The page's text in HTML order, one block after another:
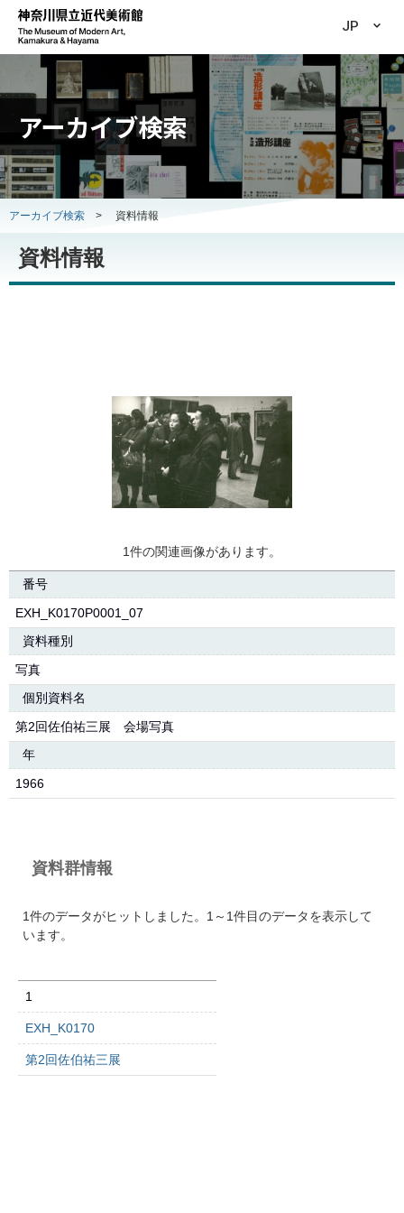
JP
アーカイブ検索
アーカイブ検索 > 資料情報
資料情報
1件の関連画像があります。
番号
EXH_K0170P0001_07
資料種別
写真
個別資料名
第2回佐伯祐三展 会場写真
年
1966
資料群情報
1件のデータがヒットしました。1～1件目のデータを表示して
います。
1
EXH_K0170
第2回佐伯祐三展